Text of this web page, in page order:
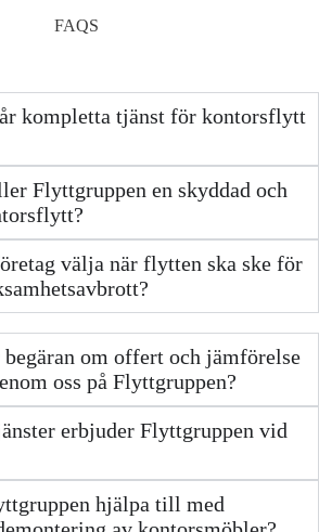
FAQS
kompletta tjänst för kontorsflytt
Flyttgruppen en skyddad och
välja när flytten ska ske för
om offert och jämförelse
oss på Flyttgruppen?
erbjuder Flyttgruppen vid
hjälpa till med